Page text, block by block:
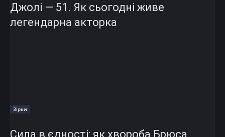
Джолі — 51. Як сьогодні живе
легендарна акторка
Зірки
Сила в єдності: як хвороба Брюса